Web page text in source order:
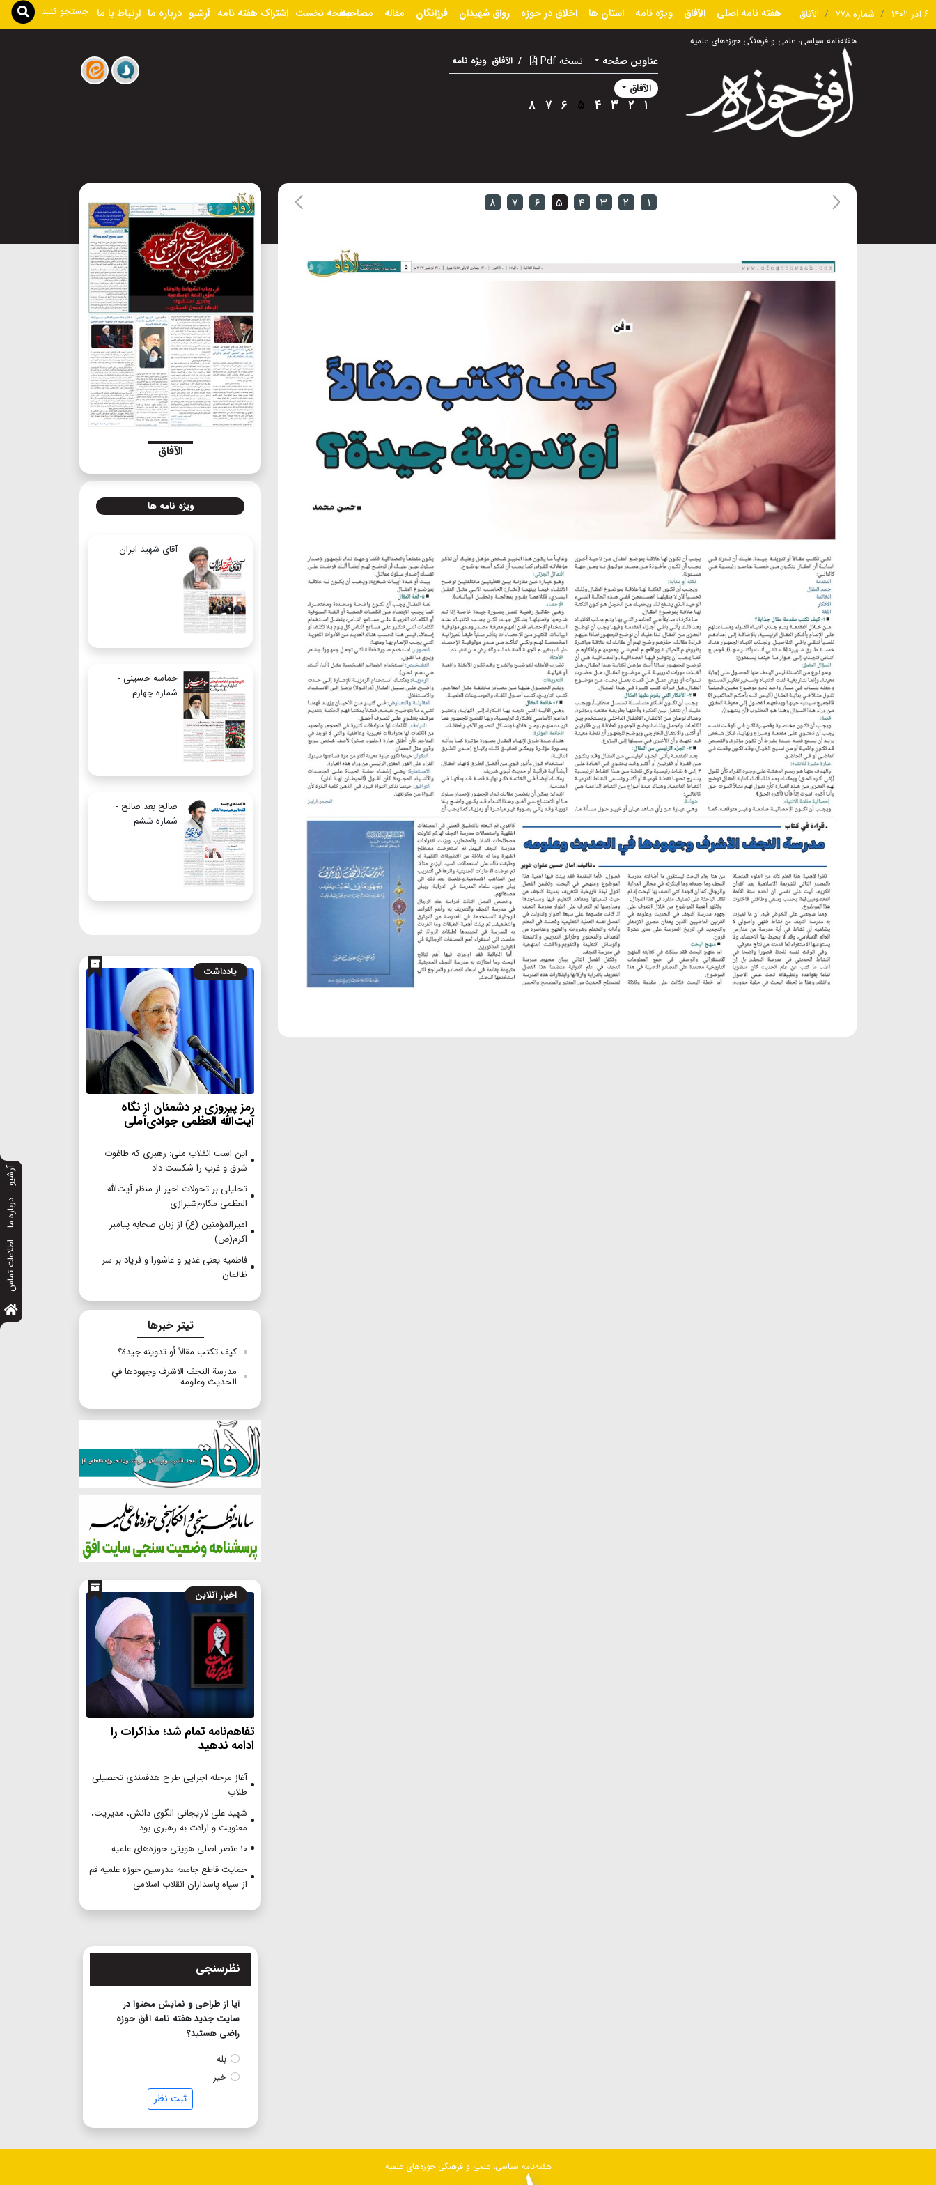
آرشیو
درباره ما
اطلاعات تماس
۶ آذر ۱۴۰۲ شماره ۷۷۸ الآفاق هفته نامه اصلی الآفاق ویژه نامه استان ها اخلاق در حوزه رواق شهیدان فرزانگان مقاله مصاحبهصفحه نخست اشتراک هفته نامه آرشیو درباره ما ارتباط با ما
هفته‌نامه سیاسی، علمی و فرهنگی حوزه‌های علمیه
عناوین صفحه نسخه Pdf / الآفاق ویژه نامه
الآفاق
۱ ۲ ۳ ۴ ۵ ۶ ۷ ۸
۱ ۲ ۳ ۴ ۵ ۶ ۷ ۸
الآفاق
ویژه نامه ها
آقای شهید ایران
حماسه حسینی -
شماره چهارم
صالح بعد صالح -
شماره ششم
یادداشت
رمز پیروزی بر دشمنان از نگاه
آیت‌الله العظمی جوادی‌آملی
این است انقلاب ملی: رهبری که طاغوت
شرق و غرب را شکست داد
تحلیلی بر تحولات اخیر از منظر آیت‌الله
العظمی مکارم‌شیرازی
امیرالمؤمنین (ع) از زبان صحابه پیامبر
اکرم(ص)
فاطمیه یعنی غدیر و عاشورا و فریاد بر سر
ظالمان
تیتر خبرها
كيف تكتب مقالاً أو تدوينه جيدة؟
مدرسة النجف الاشرف وجهودها في
الحديث وعلومه
اخبار آنلاین
تفاهم‌نامه تمام شد؛ مذاکرات را
ادامه ندهید
آغاز مرحله اجرایی طرح هدفمندی تحصیلی
طلاب
شهید علی لاریجانی الگوی دانش، مدیریت،
معنویت و ارادت به رهبری بود
۱۰ عنصر اصلی هویتی حوزه‌های علمیه
حمایت قاطع جامعه مدرسین حوزه علمیه قم
از سپاه پاسداران انقلاب اسلامی
نظرسنجی
آیا از طراحی و نمایش محتوا در
سایت جدید هفته نامه افق حوزه
راضی هستید؟
بله
خیر
ثبت نظر
هفته‌نامه سیاسی، علمی و فرهنگی حوزه‌های علمیه